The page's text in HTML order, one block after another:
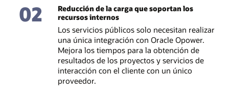
02
Reducción de la carga que soportan los
recursos internos
Los servicios públicos solo necesitan realizar
una única integración con Oracle Opower.
Mejora los tiempos para la obtención de
resultados de los proyectos y servicios de
interacción con el cliente con un único
proveedor.